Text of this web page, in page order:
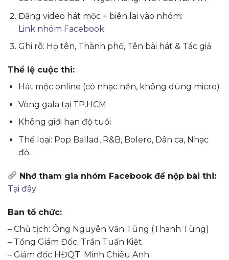
Đăng video hát mộc + biên lai vào nhóm:
Link nhóm Facebook
Ghi rõ: Họ tên, Thành phố, Tên bài hát & Tác giả
Thể lệ cuộc thi:
Hát mộc online (có nhạc nền, không dùng micro)
Vòng gala tại TP.HCM
Không giới hạn độ tuổi
Thể loại: Pop Ballad, R&B, Bolero, Dân ca, Nhạc
đỏ…
Nhớ tham gia nhóm Facebook để nộp bài thi:
Tại đây
Ban tổ chức:
– Chủ tịch: Ông Nguyễn Văn Tùng (Thanh Tùng)
– Tổng Giám Đốc: Trần Tuấn Kiệt
– Giám đốc HĐQT: Minh Chiêu Anh